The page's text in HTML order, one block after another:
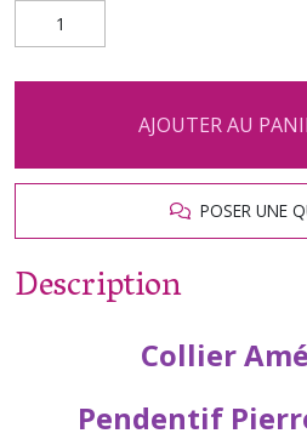
AJOUTER AU
POSER UNE
Description
Collier
Pendentif